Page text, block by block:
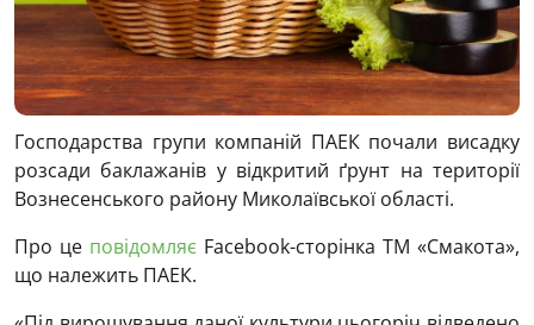
Господарства групи компаній ПАЕК почали висадку
розсади баклажанів у відкритий ґрунт на території
Вознесенського району Миколаївської області.
Про це повідомляє Facebook-сторінка ТМ «Смакота»,
що належить ПАЕК.